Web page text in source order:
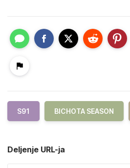
S91 BICHOTA SEASON
Deljenje URL-ja